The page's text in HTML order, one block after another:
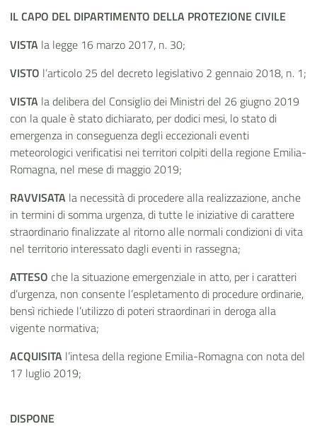
IL CAPO DEL DIPARTIMENTO DELLA PROTEZIONE CIVILE
VISTA la legge 16 marzo 2017, n. 30;
VISTO l’articolo 25 del decreto legislativo 2 gennaio 2018, n. 1;
VISTA la delibera del Consiglio dei Ministri del 26 giugno 2019
con la quale è stato dichiarato, per dodici mesi, lo stato di
emergenza in conseguenza degli eccezionali eventi
meteorologici verificatisi nei territori colpiti della regione Emilia-
Romagna, nel mese di maggio 2019;
RAVVISATA la necessità di procedere alla realizzazione, anche
in termini di somma urgenza, di tutte le iniziative di carattere
straordinario finalizzate al ritorno alle normali condizioni di vita
nel territorio interessato dagli eventi in rassegna;
ATTESO che la situazione emergenziale in atto, per i caratteri
d’urgenza, non consente l’espletamento di procedure ordinarie,
bensì richiede l’utilizzo di poteri straordinari in deroga alla
vigente normativa;
ACQUISITA l’intesa della regione Emilia-Romagna con nota del
17 luglio 2019;
DISPONE